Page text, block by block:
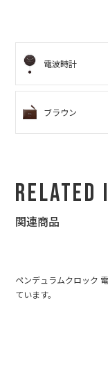
電波時計
ブラウン
Related
関連商品
ペンデュラムクロック
ています。